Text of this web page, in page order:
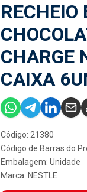
RECHEIO
CHARGE
CAIXA
Código: 21380
Código de Barras do
Embalagem: Unidade
Marca: NESTLE